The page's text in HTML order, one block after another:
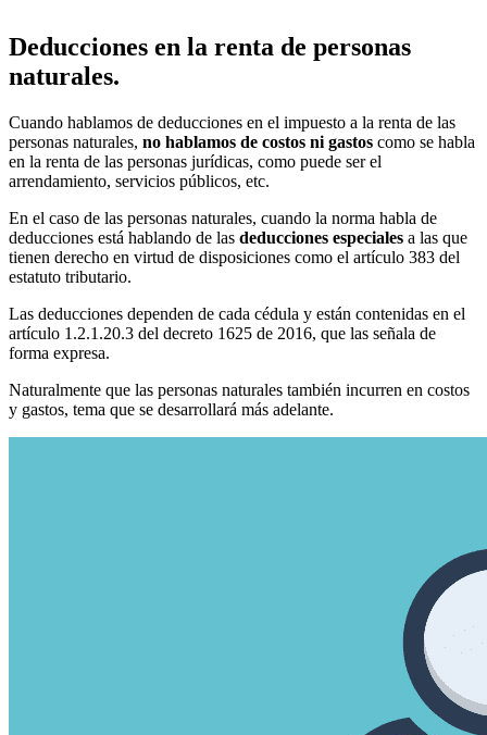
Deducciones en la renta de personas
naturales.
Cuando hablamos de deducciones en el impuesto a la renta de las
personas naturales, no hablamos de costos ni gastos como se habla
en la renta de las personas jurídicas, como puede ser el
arrendamiento, servicios públicos, etc.
En el caso de las personas naturales, cuando la norma habla de
deducciones está hablando de las deducciones especiales a las que
tienen derecho en virtud de disposiciones como el artículo 383 del
estatuto tributario.
Las deducciones dependen de cada cédula y están contenidas en el
artículo 1.2.1.20.3 del decreto 1625 de 2016, que las señala de
forma expresa.
Naturalmente que las personas naturales también incurren en costos
y gastos, tema que se desarrollará más adelante.